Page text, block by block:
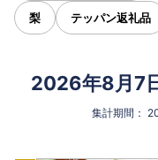
梨 テッパン返礼品
2026年8月7
集計期間：